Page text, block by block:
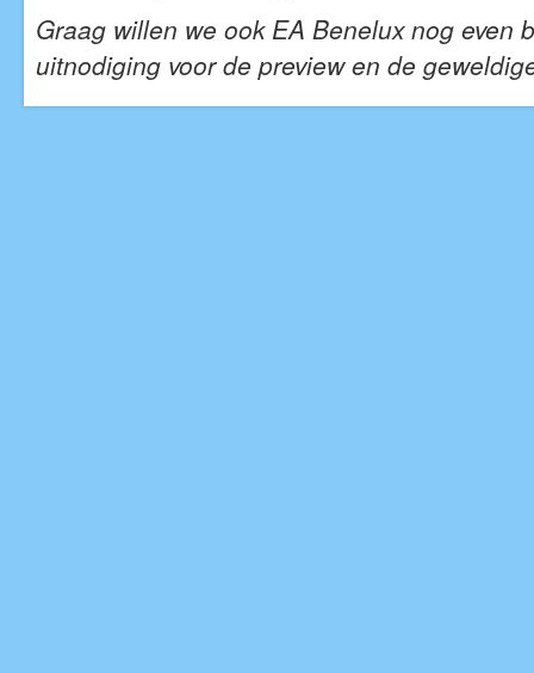
Graag willen we ook EA Benelux nog even
uitnodiging voor de preview en de